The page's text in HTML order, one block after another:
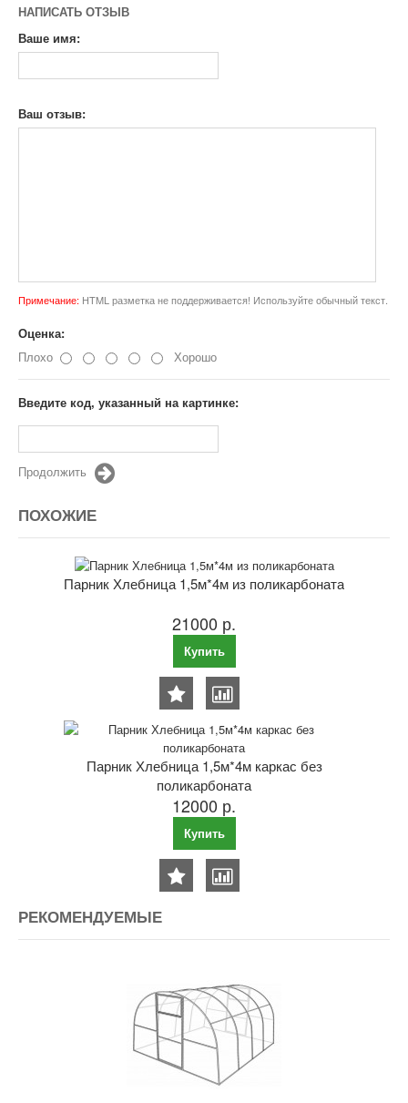
НАПИСАТЬ ОТЗЫВ
Ваше имя:
Ваш отзыв:
Примечание: HTML разметка не поддерживается! Используйте обычный текст.
Оценка:
Плохо
Хорошо
Введите код, указанный на картинке:
Продолжить
ПОХОЖИЕ
Парник Хлебница 1,5м*4м из поликарбоната
21000 р.
Купить
Парник Хлебница 1,5м*4м каркас без
поликарбоната
12000 р.
Купить
РЕКОМЕНДУЕМЫЕ